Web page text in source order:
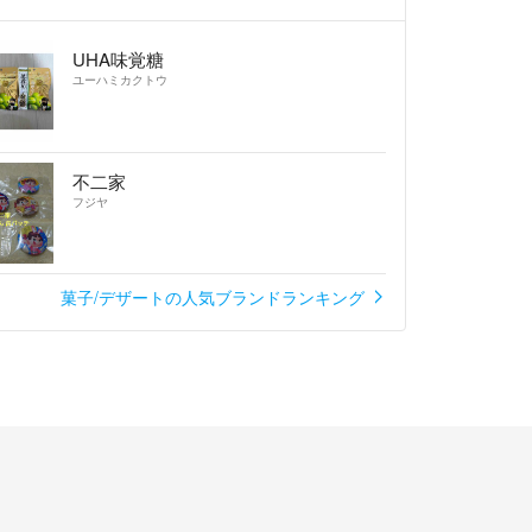
り2週間以内（別途商品ラベルに記載）
・高温多湿を避けて保存してください
ー
UHA味覚糖
ユーハミカクトウ
不二家
フジヤ
菓子/デザートの人気ブランドランキング